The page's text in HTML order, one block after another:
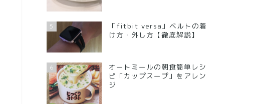
5
「fitbit versa」ベルトの着
け方・外し方【徹底解説】
6
オートミールの朝食簡単レシ
ピ「カップスープ」をアレン
ジ